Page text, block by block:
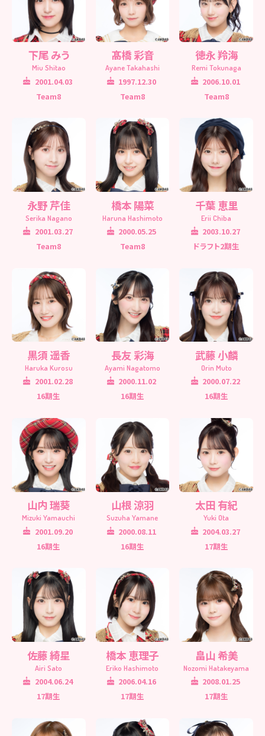
下尾 みう
Miu Shitao
2001.04.03
Team8
髙橋 彩音
Ayane Takahashi
1997.12.30
Team8
徳永 羚海
Remi Tokunaga
2006.10.01
Team8
永野 芹佳
Serika Nagano
2001.03.27
Team8
橋本 陽菜
Haruna Hashimoto
2000.05.25
Team8
千葉 恵里
Erii Chiba
2003.10.27
ドラフト2期生
黒須 遥香
Haruka Kurosu
2001.02.28
16期生
長友 彩海
Ayami Nagatomo
2000.11.02
16期生
武藤 小麟
Orin Muto
2000.07.22
16期生
山内 瑞葵
Mizuki Yamauchi
2001.09.20
16期生
山根 涼羽
Suzuha Yamane
2000.08.11
16期生
太田 有紀
Yuki Ota
2004.03.27
17期生
佐藤 綺星
Airi Sato
2004.06.24
17期生
橋本 恵理子
Eriko Hashimoto
2006.04.16
17期生
畠山 希美
Nozomi Hatakeyama
2008.01.25
17期生